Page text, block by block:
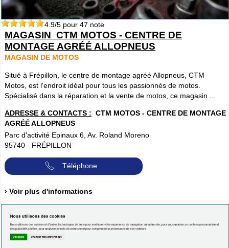
4.9/5 pour 47 note
MAGASIN ️ CTM MOTOS - CENTRE DE
MONTAGE AGRÉÉ ALLOPNEUS
MAGASIN DE MOTOS
Situé à Frépillon, le centre de montage agréé Allopneus, CTM
Motos, est l'endroit idéal pour tous les passionnés de motos.
Spécialisé dans la réparation et la vente de motos, ce magasin ...
ADRESSE & CONTACTS : ️ CTM MOTOS - CENTRE DE MONTAGE
AGRÉÉ ALLOPNEUS
Parc d'activité Epinaux 6, Av. Roland Moreno
95740 - FRÉPILLON
Téléphone
› Voir plus d'informations